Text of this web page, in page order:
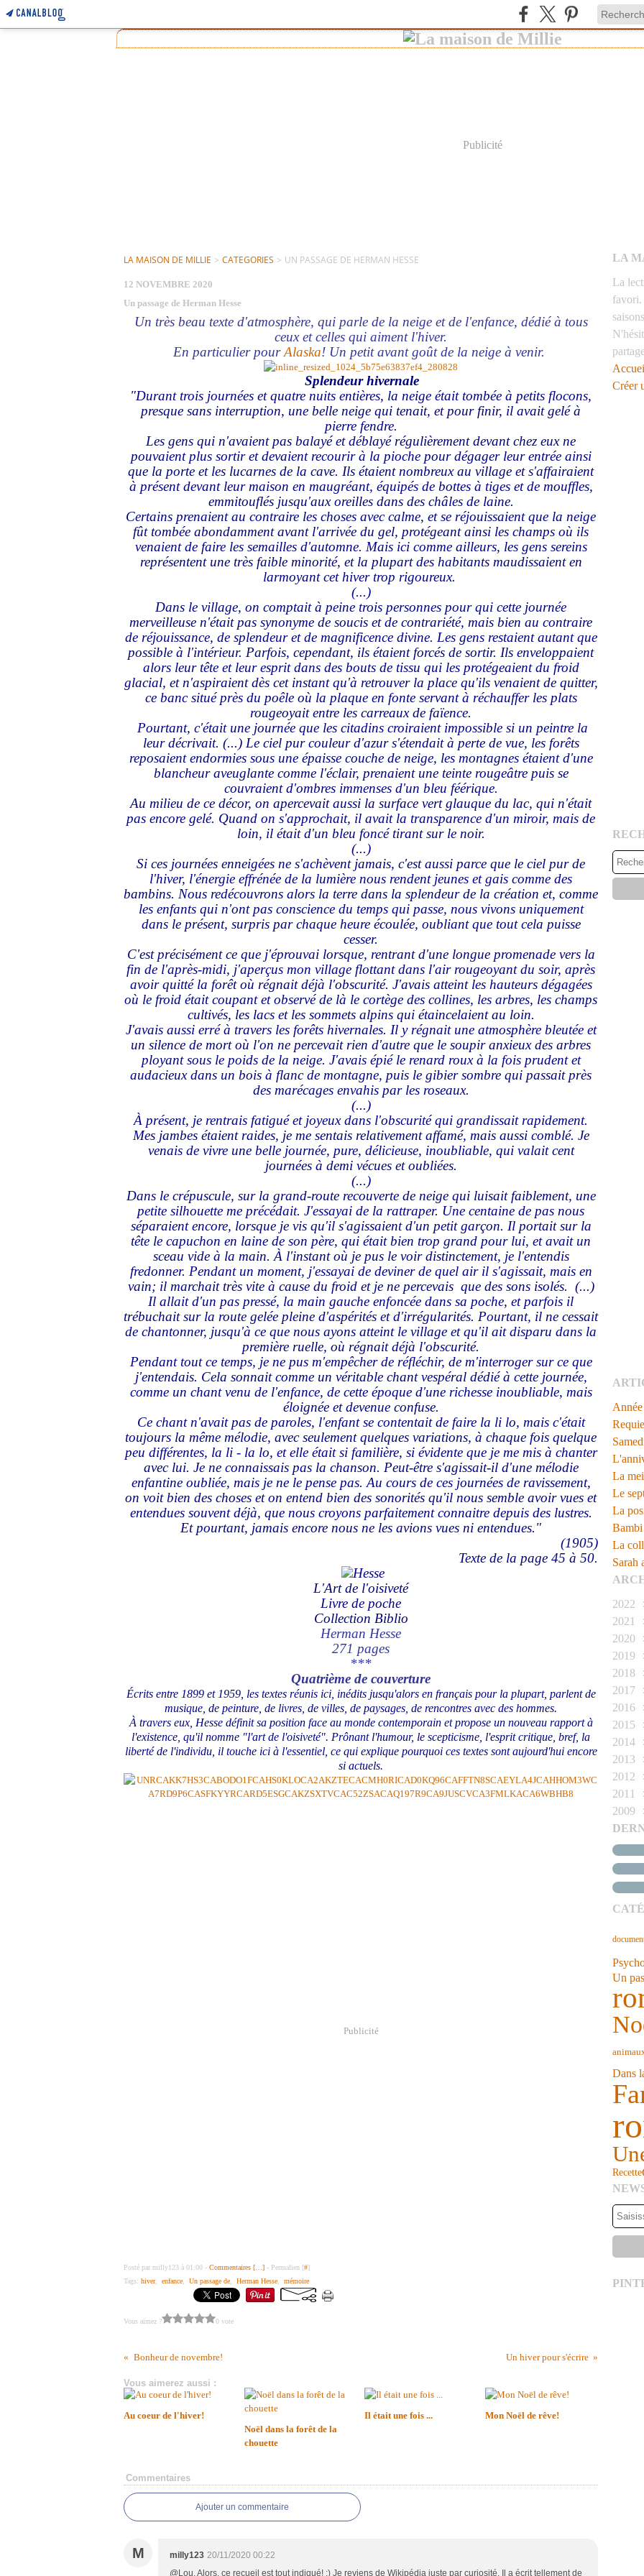
Publicité
LA MAISON DE MILLIE > CATEGORIES > UN PASSAGE DE HERMAN HESSE
12 NOVEMBRE 2020
Un passage de Herman Hesse
Un très beau texte d'atmosphère, qui parle de la neige et de l'enfance, dédié à tous
ceux et celles qui aiment l'hiver.
En particulier pourAlaska! Un petit avant goût de la neige à venir.
Splendeur hivernale
"Durant trois journées et quatre nuits entières, la neige était tombée à petits flocons,
presque sans interruption, une belle neige qui tenait, et pour finir, il avait gelé à
pierre fendre.
Les gens qui n'avaient pas balayé et déblayé régulièrement devant chez eux ne
pouvaient plus sortir et devaient recourir à la pioche pour dégager leur entrée ainsi
que la porte et les lucarnes de la cave. Ils étaient nombreux au village et s'affairaient
à présent devant leur maison en maugréant, équipés de bottes à tiges et de mouffles,
emmitouflés jusqu'aux oreilles dans des châles de laine.
Certains prenaient au contraire les choses avec calme, et se réjouissaient que la neige
fût tombée abondamment avant l'arrivée du gel, protégeant ainsi les champs où ils
venaient de faire les semailles d'automne. Mais ici comme ailleurs, les gens sereins
représentent une très faible minorité, et la plupart des habitants maudissaient en
larmoyant cet hiver trop rigoureux.
(...)
Dans le village, on comptait à peine trois personnes pour qui cette journée
merveilleuse n'était pas synonyme de soucis et de contrariété, mais bien au contraire
de réjouissance, de splendeur et de magnificence divine. Les gens restaient autant que
possible à l'intérieur. Parfois, cependant, ils étaient forcés de sortir. Ils enveloppaient
alors leur tête et leur esprit dans des bouts de tissu qui les protégeaient du froid
glacial, et n'aspiraient dès cet instant qu'à retrouver la place qu'ils venaient de quitter,
ce banc situé près du poêle où la plaque en fonte servant à réchauffer les plats
rougeoyait entre les carreaux de faïence.
Pourtant, c'était une journée que les citadins croiraient impossible si un peintre la
leur décrivait. (...) Le ciel pur couleur d'azur s'étendait à perte de vue, les forêts
reposaient endormies sous une épaisse couche de neige, les montagnes étaient d'une
blancheur aveuglante comme l'éclair, prenaient une teinte rougeâtre puis se
couvraient d'ombres immenses d'un bleu féérique.
Au milieu de ce décor, on apercevait aussi la surface vert glauque du lac, qui n'était
pas encore gelé. Quand on s'approchait, il avait la transparence d'un miroir, mais de
loin, il était d'un bleu foncé tirant sur le noir.
(...)
Si ces journées enneigées ne s'achèvent jamais, c'est aussi parce que le ciel pur de
l'hiver, l'énergie effrénée de la lumière nous rendent jeunes et gais comme des
bambins. Nous redécouvrons alors la terre dans la splendeur de la création et, comme
les enfants qui n'ont pas conscience du temps qui passe, nous vivons uniquement
dans le présent, surpris par chaque heure écoulée, oubliant que tout cela puisse
cesser.
C'est précisément ce que j'éprouvai lorsque, rentrant d'une longue promenade vers la
fin de l'après-midi, j'aperçus mon village flottant dans l'air rougeoyant du soir, après
avoir quitté la forêt où régnait déjà l'obscurité. J'avais atteint les hauteurs dégagées
où le froid était coupant et observé de là le cortège des collines, les arbres, les champs
cultivés, les lacs et les sommets alpins qui étaincelaient au loin.
J'avais aussi erré à travers les forêts hivernales. Il y régnait une atmosphère bleutée et
un silence de mort où l'on ne percevait rien d'autre que le soupir anxieux des arbres
ployant sous le poids de la neige. J'avais épié le renard roux à la fois prudent et
audacieux dans un bois à flanc de montagne, puis le gibier sombre qui passait près
des marécages envahis par les roseaux.
(...)
À présent, je rentrais fatigué et joyeux dans l'obscurité qui grandissait rapidement.
Mes jambes étaient raides, je me sentais relativement affamé, mais aussi comblé. Je
venais de vivre une belle journée, pure, délicieuse, inoubliable, qui valait cent
journées à demi vécues et oubliées.
(...)
Dans le crépuscule, sur la grand-route recouverte de neige qui luisait faiblement, une
petite silhouette me précédait. J'essayai de la rattraper. Une centaine de pas nous
séparaient encore, lorsque je vis qu'il s'agissaient d'un petit garçon. Il portait sur la
tête le capuchon en laine de son père, qui était bien trop grand pour lui, et avait un
sceau vide à la main. À l'instant où je pus le voir distinctement, je l'entendis
fredonner. Pendant un moment, j'essayai de deviner de quel air il s'agissait, mais en
vain; il marchait très vite à cause du froid et je ne percevais que des sons isolés. (...)
Il allait d'un pas pressé, la main gauche enfoncée dans sa poche, et parfois il
trébuchait sur la route gelée pleine d'aspérités et d'irrégularités. Pourtant, il ne cessait
de chantonner, jusqu'à ce que nous ayons atteint le village et qu'il ait disparu dans la
première ruelle, où régnait déjà l'obscurité.
Pendant tout ce temps, je ne pus m'empêcher de réfléchir, de m'interroger sur ce que
j'entendais. Cela sonnait comme un véritable chant vespéral dédié à cette journée,
comme un chant venu de l'enfance, de cette époque d'une richesse inoubliable, mais
éloignée et devenue confuse.
Ce chant n'avait pas de paroles, l'enfant se contentait de faire la li lo, mais c'était
toujours la même mélodie, avec seulement quelques variations, à chaque fois quelque
peu différentes, la li - la lo, et elle était si familière, si évidente que je me mis à chanter
avec lui. Je ne connaissais pas la chanson. Peut-être s'agissait-il d'une mélodie
enfantine oubliée, mais je ne le pense pas. Au cours de ces journées de ravissement,
on voit bien des choses et on entend bien des sonorités qu'il nous semble avoir vues et
entendues souvent déjà, que nous croyons parfaitement connaitre depuis des lustres.
Et pourtant, jamais encore nous ne les avions vues ni entendues."
(1905)
Texte de la page 45 à 50.
L'Art de l'oisiveté
Livre de poche
Collection Biblio
Herman Hesse
271 pages
***
Quatrième de couverture
Écrits entre 1899 et 1959, les textes réunis ici, inédits jusqu'alors en français pour la plupart, parlent de
musique, de peinture, de livres, de villes, de paysages, de rencontres avec des hommes.
À travers eux, Hesse définit sa position face au monde contemporain et propose un nouveau rapport à
l'existence, qu'il nomme "l'art de l'oisiveté". Prônant l'humour, le scepticisme, l'esprit critique, bref, la
liberté de l'individu, il touche ici à l'essentiel, ce qui explique pourquoi ces textes sont aujourd'hui encore
si actuels.
Publicité
Posté par milly123 à 01:00 - Commentaires [ ] - Permalien [#]
Tags: hiver, enfance Un passage de Herman Hesse mémoire
Vous aimez ? 0 vote
Bonheur de novembre! Un hiver pour s'écrire
Vous aimerez aussi :
Au coeur de l'hiver!
Noël dans la forêt de la
chouette
Il était une fois ... Mon Noël de rêve!
Commentaires
Ajouter un commentaire
M milly123 20/11/2020 00:22
@Lou, Alors, ce recueil est tout indiqué! :) Je reviens de Wikipédia juste par curiosité. Il a écrit tellement de
LA
La
favori.
Créer
La
Le
La
La
Sarah
2022
2021
Mai
2020
Mai
2019
Mai
2018
Mai
2017
Mai
2016
Mai
2015
Mai
2014
Mai
2013
Mai
2012
Mai
2011
Juin
2009
Mai
Un
Dans
Recette